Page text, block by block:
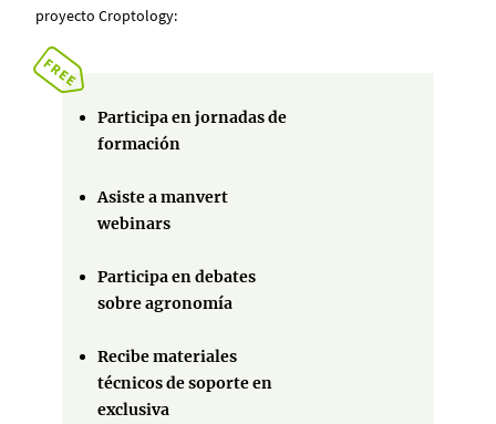
proyecto Croptology:
Participa en jornadas de
formación
Asiste a manvert
webinars
Participa en debates
sobre agronomía
Recibe materiales
técnicos de soporte en
exclusiva